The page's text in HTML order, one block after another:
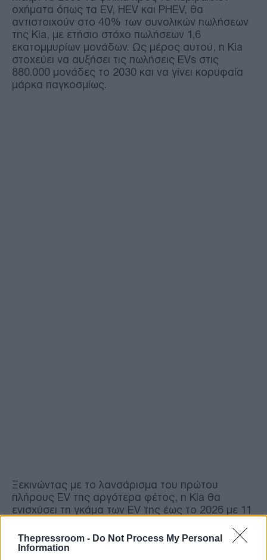
Thepressroom - Do Not Process My Personal
Information
οχήματα όπως τα EV, HEV και PHEV, θα
αντιστοιχούν στο 40% των συνολικών πωλήσεων
της Kia, με ετήσιο στόχο πωλήσεων 1,6
εκατομμυρίων μονάδων. Ως μέρος αυτού, η Kia
στοχεύει να αυξήσει τις πωλήσεις EVs στις
880.000 μονάδες το 2030 και να γίνει κορυφαία
μάρκα παγκοσμίως.
Ξεκινώντας με το λανσάρισμα του πρώτου
πλήρους EV της αργότερα φέτος, η Kia θα
ενισχύσει τη γκάμα των EV της έως το 2026 με 11
στην Electric-Global Modular Platform (E-GMP)
και 4 σε υπάρχοντα μοντέλα με κινητήρες